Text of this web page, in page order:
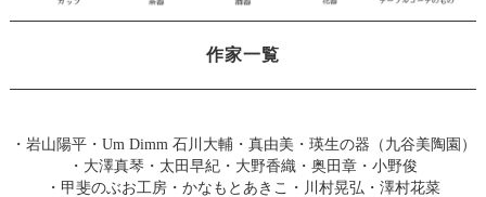
作家一覧
・ 岩山陽平・ Um Dimm 石川大輔・真由美 ・ 瑛生の器（九谷美陶園）
・ 大澤真琴 ・ 太田早紀 ・ 大野香織 ・ 奥田章 ・ 小野俊
・ 甲斐のぶお工房 ・ かなもとあきこ ・ 川村晃弘 ・ 澤村花菜